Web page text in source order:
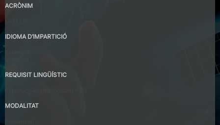
ACRÒNIM
IDIOMA D’IMPARTICIÓ
REQUISIT LINGÜÍSTIC
MODALITAT